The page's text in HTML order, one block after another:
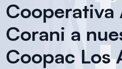
Cooperativa
Corani a
Coopac Los